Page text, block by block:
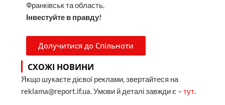
Франківськ та область.
Інвестуйте в правду!
Долучитися до Спільноти
СХОЖІ НОВИНИ
Якщо шукаєте дієвої реклами, звертайтеся на
reklama@report.if.ua. Умови й деталі завжди є –тут.